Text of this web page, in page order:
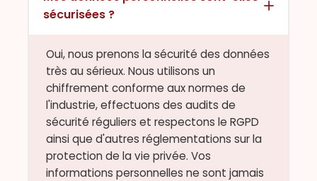
sécurisées ?
Oui, nous prenons la sécurité des données
très au sérieux. Nous utilisons un
chiffrement conforme aux normes de
l'industrie, effectuons des audits de
sécurité réguliers et respectons le RGPD
ainsi que d'autres réglementations sur la
protection de la vie privée. Vos
informations personnelles ne sont jamais